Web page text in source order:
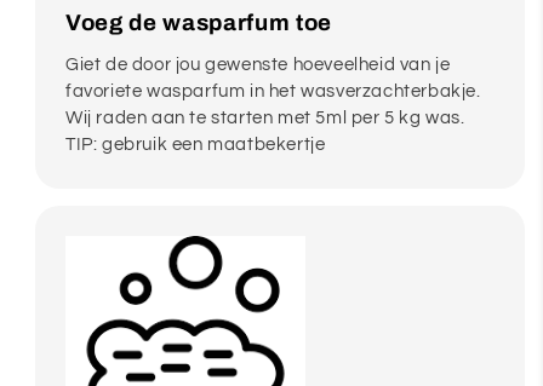
Voeg de wasparfum toe
Giet de door jou gewenste hoeveelheid van je
favoriete wasparfum in het wasverzachterbakje.
Wij raden aan te starten met 5ml per 5 kg was.
TIP: gebruik een maatbekertje